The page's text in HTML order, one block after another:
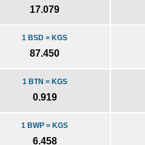
17.079
1 BSD = KGS
87.450
1 BTN = KGS
0.919
1 BWP = KGS
6.458